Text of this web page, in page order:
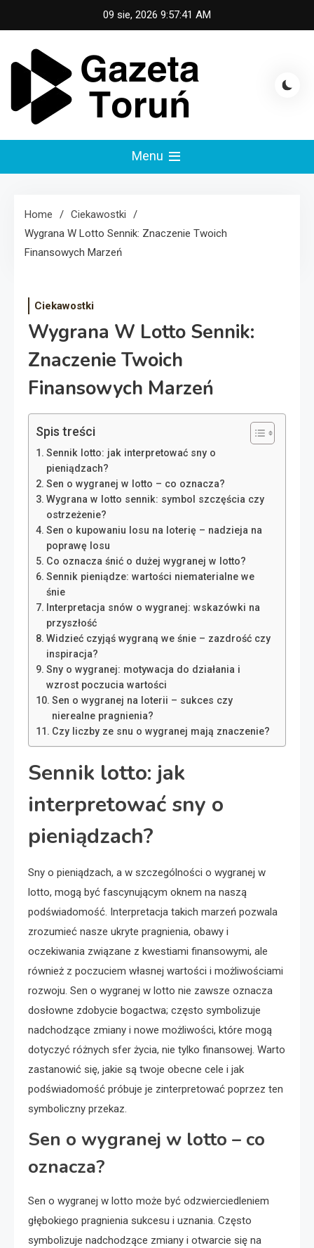
to
content
09 sie, 2026 9:57:41 AM
Gazeta Toruń
Menu
Home
Ciekawostki
Wygrana W Lotto Sennik: Znaczenie Twoich
Finansowych Marzeń
Ciekawostki
Wygrana W Lotto Sennik:
Znaczenie Twoich
Finansowych Marzeń
Spis treści
Sennik lotto: jak interpretować sny o
pieniądzach?
Sen o wygranej w lotto – co oznacza?
Wygrana w lotto sennik: symbol szczęścia czy
ostrzeżenie?
Sen o kupowaniu losu na loterię – nadzieja na
poprawę losu
Co oznacza śnić o dużej wygranej w lotto?
Sennik pieniądze: wartości niematerialne we
śnie
Interpretacja snów o wygranej: wskazówki na
przyszłość
Widzieć czyjąś wygraną we śnie – zazdrość czy
inspiracja?
Sny o wygranej: motywacja do działania i
wzrost poczucia wartości
Sen o wygranej na loterii – sukces czy
nierealne pragnienia?
Czy liczby ze snu o wygranej mają znaczenie?
Sennik lotto: jak
interpretować sny o
pieniądzach?
Sny o pieniądzach, a w szczególności o wygranej w
lotto, mogą być fascynującym oknem na naszą
podświadomość. Interpretacja takich marzeń pozwala
zrozumieć nasze ukryte pragnienia, obawy i
oczekiwania związane z kwestiami finansowymi, ale
również z poczuciem własnej wartości i możliwościami
rozwoju. Sen o wygranej w lotto nie zawsze oznacza
dosłowne zdobycie bogactwa; często symbolizuje
nadchodzące zmiany i nowe możliwości, które mogą
dotyczyć różnych sfer życia, nie tylko finansowej. Warto
zastanowić się, jakie są twoje obecne cele i jak
podświadomość próbuje je zinterpretować poprzez ten
symboliczny przekaz.
Sen o wygranej w lotto – co
oznacza?
Sen o wygranej w lotto może być odzwierciedleniem
głębokiego pragnienia sukcesu i uznania. Często
symbolizuje nadchodzące zmiany i otwarcie się na